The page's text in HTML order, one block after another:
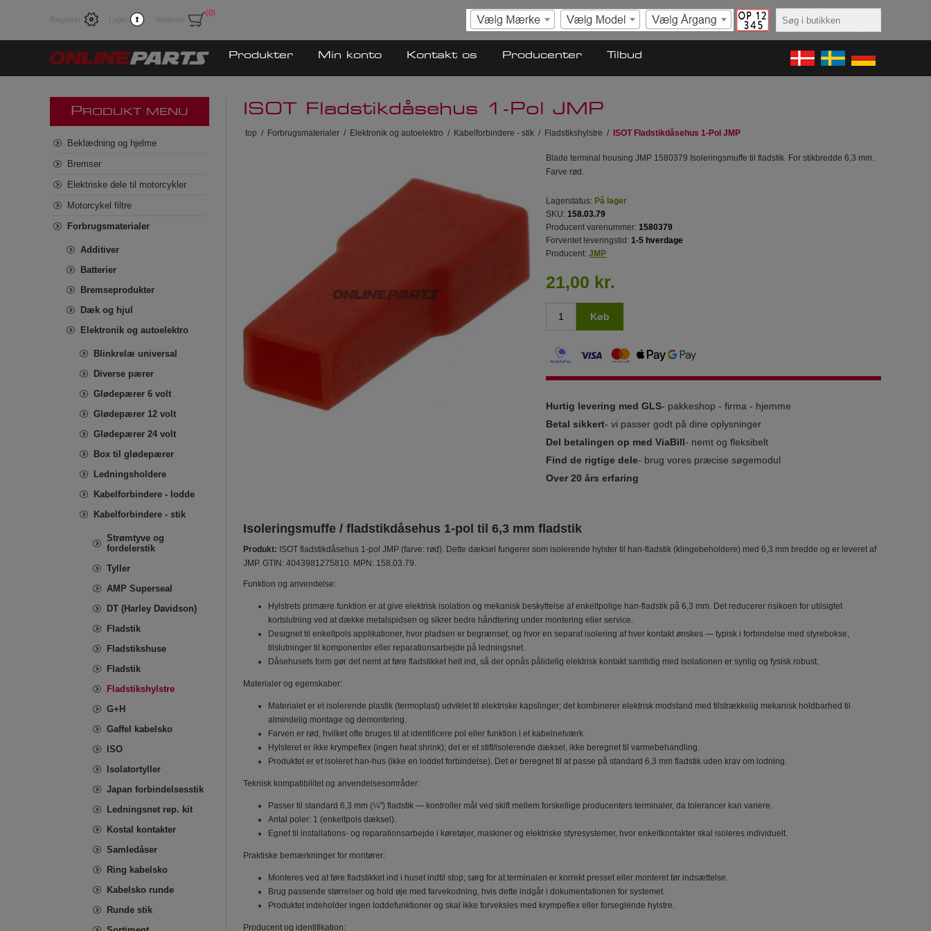
Registrér Login Varekurv
(0)
Produkter Min konto Kontakt os Producenter Tilbud
ISOT Fladstikdåsehus 1-Pol JMP
top / Forbrugsmaterialer / Elektronik og autoelektro / Kabelforbindere - stik / Fladstikshylstre / ISOT Fladstikdåsehus 1-Pol JMP
Blade terminal housing JMP 1580379 Isoleringsmuffe til fladstik. For stikbredde 6,3 mm.
Farve rød.
Lagerstatus: På lager
SKU: 158.03.79
Producent varenummer: 1580379
Forventet leveringstid: 1-5 hverdage
Producent: JMP
21,00 kr.
Køb
Hurtig levering med GLS- pakkeshop - firma - hjemme
Betal sikkert- vi passer godt på dine oplysninger
Del betalingen op med ViaBill- nemt og fleksibelt
Find de rigtige dele- brug vores præcise søgemodul
Over 20 års erfaring
Isoleringsmuffe / fladstikdåsehus 1-pol til 6,3 mm fladstik
Produkt: ISOT fladstikdåsehus 1-pol JMP (farve: rød). Dette dæksel fungerer som isolerende hylster til han-fladstik (klingebeholdere) med 6,3 mm bredde og er leveret af
JMP. GTIN: 4043981275810. MPN: 158.03.79.
Funktion og anvendelse:
Hylstrets primære funktion er at give elektrisk isolation og mekanisk beskyttelse af enkeltpolige han-fladstik på 6,3 mm. Det reducerer risikoen for utilsigtet
kortslutning ved at dække metalspidsen og sikrer bedre håndtering under montering eller service.
Designet til enkeltpols applikationer, hvor pladsen er begrænset, og hvor en separat isolering af hver kontakt ønskes — typisk i forbindelse med styrebokse,
tilslutninger til komponenter eller reparationsarbejde på ledningsnet.
Dåsehusets form gør det nemt at føre fladstikket helt ind, så der opnås pålidelig elektrisk kontakt samtidig med isolationen er synlig og fysisk robust.
Materialer og egenskaber:
Materialet er et isolerende plastik (termoplast) udviklet til elektriske kapslinger; det kombinerer elektrisk modstand med tilstrækkelig mekanisk holdbarhed til
almindelig montage og demontering.
Farven er rød, hvilket ofte bruges til at identificere pol eller funktion i et kabelnetværk.
Hylsteret er ikke krympeflex (ingen heat shrink); det er et stift/isolerende dæksel, ikke beregnet til varmebehandling.
Produktet er et isoleret han-hus (ikke en loddet forbindelse). Det er beregnet til at passe på standard 6,3 mm fladstik uden krav om lodning.
Teknisk kompatibilitet og anvendelsesområder:
Passer til standard 6,3 mm (¼") fladstik — kontroller mål ved skift mellem forskellige producenters terminaler, da tolerancer kan variere.
Antal poler: 1 (enkeltpols dæksel).
Egnet til installations- og reparationsarbejde i køretøjer, maskiner og elektriske styresystemer, hvor enkeltkontakter skal isoleres individuelt.
Praktiske bemærkninger for montører:
Monteres ved at føre fladstikket ind i huset indtil stop; sørg for at terminalen er korrekt presset eller monteret før indsættelse.
Brug passende størrelser og hold øje med farvekodning, hvis dette indgår i dokumentationen for systemet.
Produktet indeholder ingen loddefunktioner og skal ikke forveksles med krympeflex eller forseglende hylstre.
Producent og identifikation:
P RODUKT MENU
Beklædning og hjelme
Bremser
Elektriske dele til motorcykler
Motorcykel filtre
Forbrugsmaterialer
Additiver
Batterier
Bremseprodukter
Dæk og hjul
Elektronik og autoelektro
Blinkrelæ universal
Diverse pærer
Glødepærer 6 volt
Glødepærer 12 volt
Glødepærer 24 volt
Box til glødepærer
Ledningsholdere
Kabelforbindere - lodde
Kabelforbindere - stik
Strømtyve og
fordelerstik
Tyller
AMP Superseal
DT (Harley Davidson)
Fladstik
Fladstikshuse
Fladstik
Fladstikshylstre
G+H
Gaffel kabelsko
ISO
Isolatortyller
Japan forbindelsesstik
Ledningsnet rep. kit
Kostal kontakter
Samledåser
Ring kabelsko
Kabelsko runde
Runde stik